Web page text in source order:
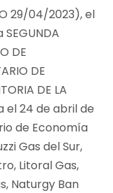
29/04/2023), el
DE
DE
DE LA
el 24 de abril de
de Economía
Gas del Sur,
Litoral Gas,
Naturgy Ban